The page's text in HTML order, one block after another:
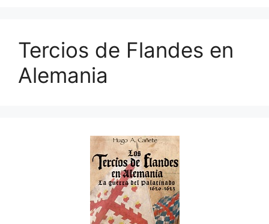
Tercios de Flandes en
Alemania